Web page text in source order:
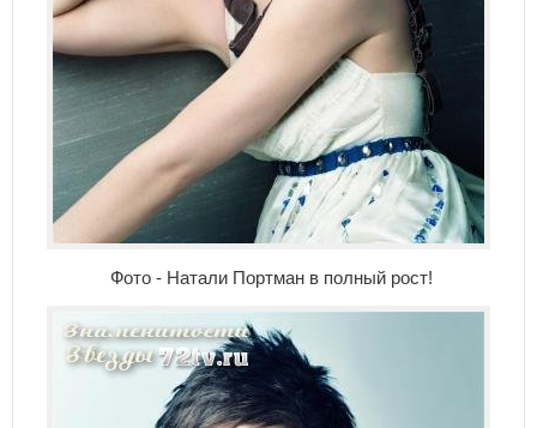
Фото - Натали Портман в полный рост!